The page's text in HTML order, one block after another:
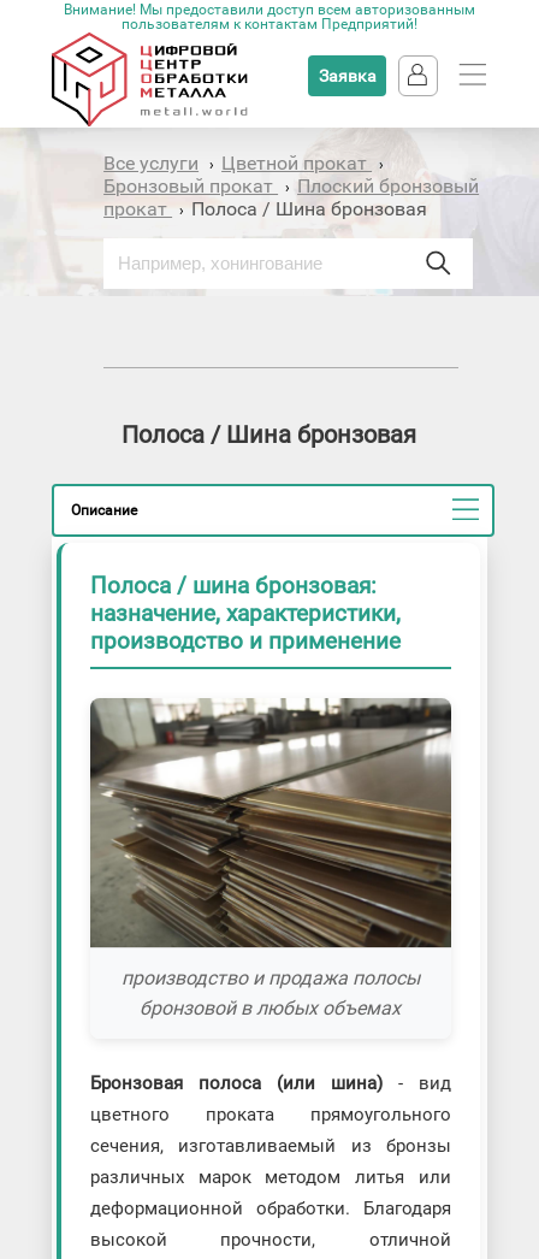
Внимание! Мы предоставили доступ всем авторизованным
пользователям к контактам Предприятий!
Заявка
Все услуги › Цветной прокат ›
Бронзовый прокат › Плоский бронзовый
прокат
› Полоса / Шина бронзовая
Полоса / Шина бронзовая
Описание
Полоса / шина бронзовая:
назначение, характеристики,
производство и применение
производство и продажа полосы
бронзовой в любых объемах
Бронзовая полоса (или шина) - вид
цветного проката прямоугольного
сечения, изготавливаемый из бронзы
различных марок методом литья или
деформационной обработки. Благодаря
высокой прочности, отличной